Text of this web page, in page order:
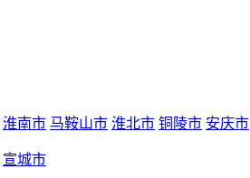
淮南市 马鞍山市 淮北市 铜陵市 安庆市
宣城市